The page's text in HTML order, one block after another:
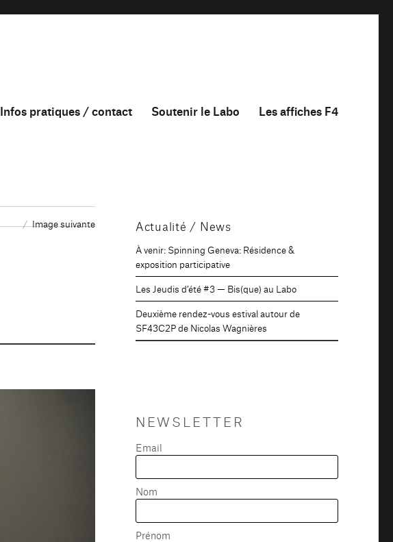
Infos pratiques / contact Soutenir le Labo Les affiches F4
Image suivante Actualité / News
À venir: Spinning Geneva: Résidence &
exposition participative
Les Jeudis d’été #3 — Bis(que) au Labo
Deuxième rendez-vous estival autour de
SF43C2P de Nicolas Wagnières
NEWSLETTER
Email
Nom
Prénom